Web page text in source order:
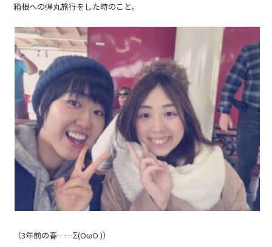
箱根への弾丸旅行をした時のこと。
（3年前の春……Σ(OωO )）